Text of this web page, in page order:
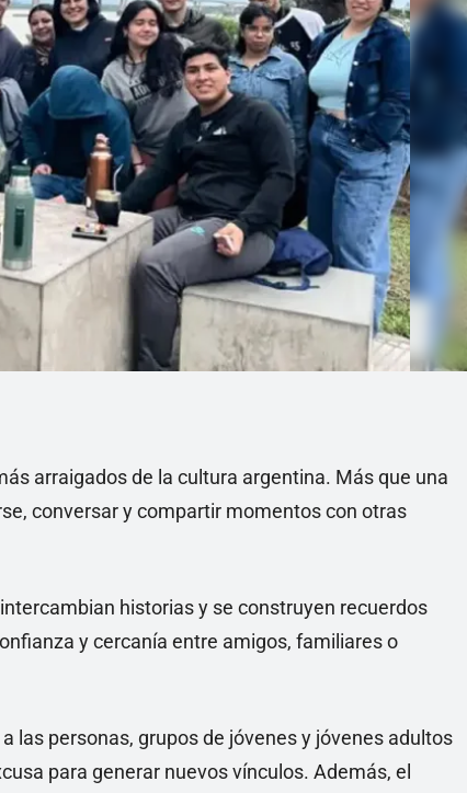
arraigados de la cultura argentina. Más que una
conversar y compartir momentos con otras
historias y se construyen recuerdos
y cercanía entre amigos, familiares o
las personas, grupos de jóvenes y jóvenes adultos
para generar nuevos vínculos. Además, el